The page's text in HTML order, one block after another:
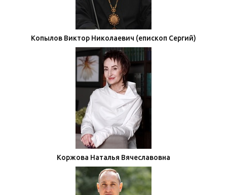
Копылов Виктор Николаевич (епископ Сергий)
Коржова Наталья Вячеславовна